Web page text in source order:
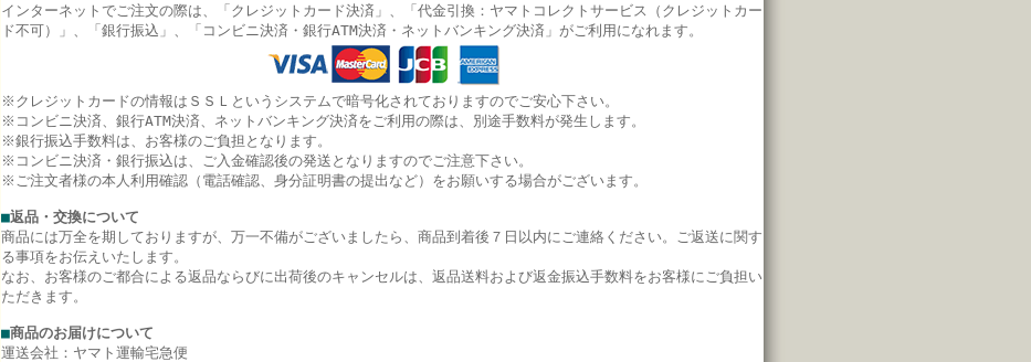
インターネットでご注文の際は、「クレジットカード決済」、「代金引換：ヤマトコレクトサービス（クレジットカー
ド不可）」、
「銀行振込」、 「コンビニ決済・ 銀行ATM決済・ネットバンキング決済」 がご利用になれます。
※クレジットカードの情報はＳＳＬというシステムで暗号化されておりますのでご安心下さい。
※コンビニ決済、銀行ATM決済、ネットバンキング決済をご利用の際は、別途手数料が発生します。
※銀行振込手数料は、お客様のご負担となります。
※コンビニ決済・銀行振込は、ご入金確認後の発送となりますのでご注意下さい。
※ご注文者様の本人利用確認（電話確認、身分証明書の提出など）をお願いする場合がございます。
■返品・交換について
商品には万全を期しておりますが、万一不備がございましたら、商品到着後７日以内にご連絡ください。 ご返送に関す
る事項をお伝えいたします。
なお、お客様のご都合による返品ならびに出荷後のキャンセルは、返品送料および返金振込手数料をお客様にご負担い
ただきます。
■商品のお届けについて
運送会社：ヤマト運輸宅急便